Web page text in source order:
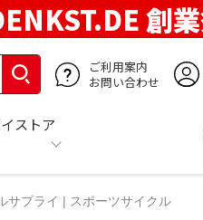
創
ご利用案内
お問い合わせ
ストア
サプライ | スポーツサイクル